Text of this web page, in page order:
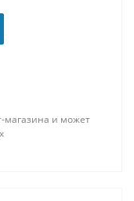
магазина и может